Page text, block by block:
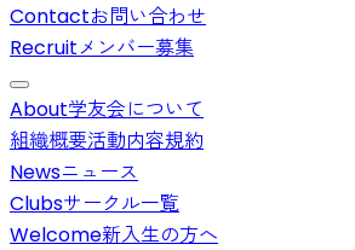
Contactお問い合わせ
Recruitメンバー募集
About学友会について
組織概要活動内容規約
Newsニュース
Clubsサークル一覧
Welcome新入生の方へ